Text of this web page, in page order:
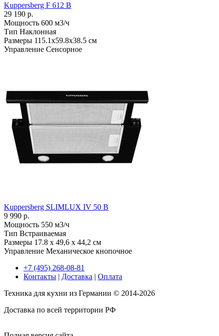
Kuppersberg F 612 B
29 190 р.
Мощность 600 м3/ч
Тип Наклонная
Размеры 115.1х59.8х38.5 см
Управление Сенсорное
Kuppersberg SLIMLUX IV 50 B
9 990 р.
Мощность 550 м3/ч
Тип Встраиваемая
Размеры 17.8 x 49,6 x 44,2 см
Управление Механическое кнопочное
+7 (495) 268-08-81
Контакты | Доставка | Оплата
Техника для кухни из Германии © 2014-2026
Доставка по всей территории РФ